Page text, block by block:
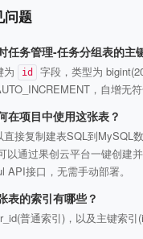
问题
任务管理-任务分组表的主
为 id
字段，类型为
，自增无符
在项目中使用这张表？
直接复制建表SQL到MySQL
以通过果创云平台一键创建
API接口，无需手动部署。
表的索引有哪些？
普通索引)，以及主键索引